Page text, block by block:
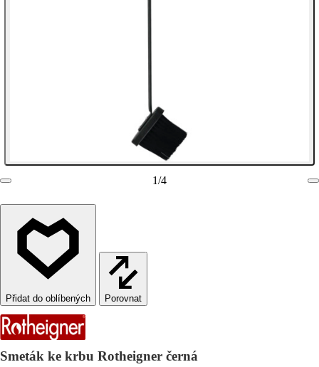
1/4
Porovnat
Smeták ke krbu Rotheigner černá